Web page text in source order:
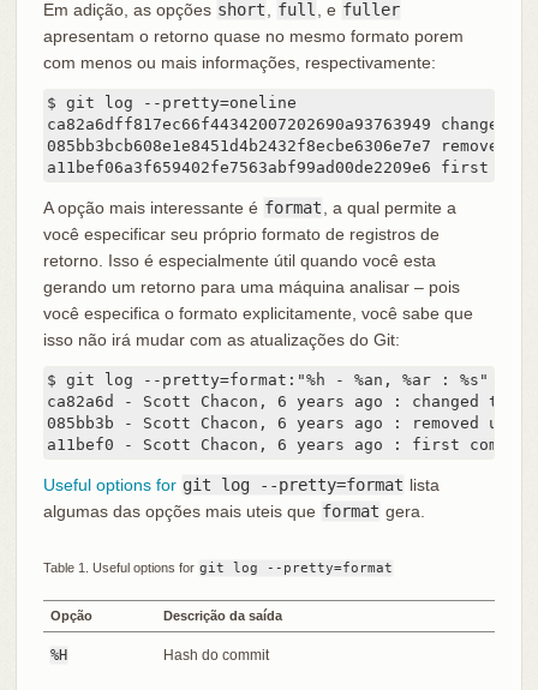
Em adição, as opções short full , e fuller
apresentam o retorno quase no mesmo formato porem
com menos ou mais informações, respectivamente:
$ git log --pretty=oneline
ca82a6dff817ec66f44342007202690a93763949 changed
085bb3bcb608e1e8451d4b2432f8ecbe6306e7e7 removed
a11bef06a3f659402fe7563abf99ad00de2209e6 first
A opção mais interessante é format
, a qual permite a
você especificar seu próprio formato de registros de
retorno. Isso é especialmente útil quando você esta
gerando um retorno para uma máquina analisar – pois
você especifica o formato explicitamente, você sabe que
isso não irá mudar com as atualizações do Git:
$ git log --pretty=format:"%h - %an, %ar : %s"
ca82a6d - Scott Chacon, 6 years ago : changed the
085bb3b - Scott Chacon, 6 years ago : removed
a11bef0 - Scott Chacon, 6 years ago : first commit
Useful options for git log --pretty=format lista
algumas das opções mais uteis que format gera.
Table 1. Useful options for git log --pretty=format
Opção Descrição da saída
%H Hash do commit